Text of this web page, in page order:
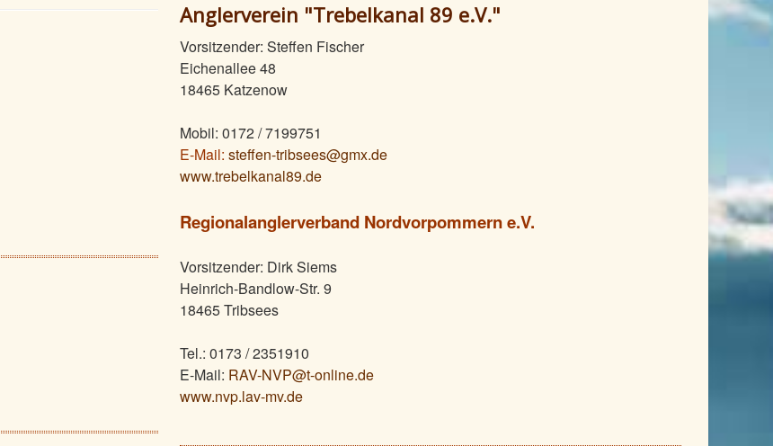
Anglerverein "Trebelkanal 89 e.V."
Vorsitzender: Steffen Fischer
Eichenallee 48
18465 Katzenow
Mobil: 0172 / 7199751
E-Mail:steffen-tribsees@gmx.de
www.trebelkanal89.de
Regionalanglerverband Nordvorpommern e.V.
Vorsitzender: Dirk Siems
Heinrich-Bandlow-Str. 9
18465 Tribsees
Tel.: 0173 / 2351910
E-Mail: RAV-NVP@t-online.de
www.nvp.lav-mv.de